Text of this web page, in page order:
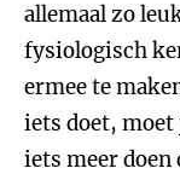
allemaal zo
fysiologisch
ermee te
iets doet, moet
iets meer doen